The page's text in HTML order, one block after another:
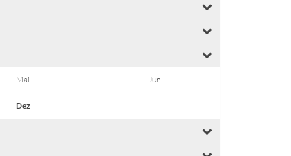
Mai Jun
Dez